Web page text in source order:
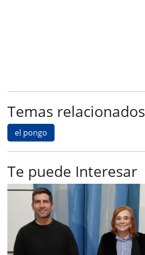
Temas relacionados
el pongo
Te puede Interesar